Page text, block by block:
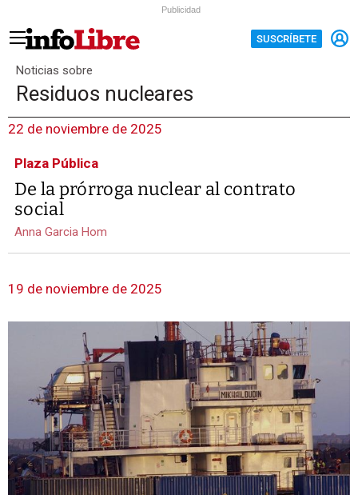
Publicidad
SUSCRÍBETE
Noticias sobre
Residuos nucleares
22 de noviembre de 2025
Plaza Pública
De la prórroga nuclear al contrato
social
Anna Garcia Hom
19 de noviembre de 2025